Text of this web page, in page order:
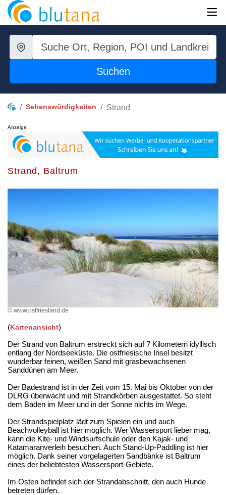
Suchen
Sehenswürdigkeiten Strand
Anzeige
Strand, Baltrum
© www.ostfriesland.de
(Kartenansicht)
Der Strand von Baltrum erstreckt sich auf 7 Kilometern idyllisch
entlang der Nordseeküste. Die ostfriesische Insel besitzt
wunderbar feinen, weißen Sand mit grasbewachsenen
Sanddünen am Meer.
Der Badestrand ist in der Zeit vom 15. Mai bis Oktober von der
DLRG überwacht und mit Strandkörben ausgestattet. So steht
dem Baden im Meer und in der Sonne nichts im Wege.
Der Strandspielplatz lädt zum Spielen ein und auch
Beachvolleyball ist hier möglich. Wer Wassersport lieber mag,
kann die Kite- und Windsurfschule oder den Kajak- und
Katamaranverleih besuchen. Auch Stand-Up-Paddling ist hier
möglich. Dank seiner vorgelagerten Sandbänke ist Baltrum
eines der beliebtesten Wassersport-Gebiete.
Im Osten befindet sich der Strandabschnitt, den auch Hunde
betreten dürfen.